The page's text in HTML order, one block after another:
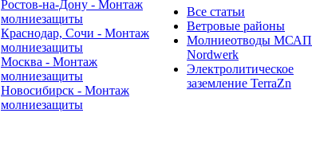
Ростов-на-Дону - Монтаж
молниезащиты
Краснодар, Сочи - Монтаж
молниезащиты
Москва - Монтаж
молниезащиты
Новосибирск - Монтаж
молниезащиты
Все статьи
Ветровые районы
Молниеотводы МСАП
Nordwerk
Электролитическое
заземление TerraZn